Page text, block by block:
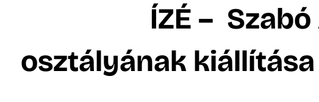
ÍZÉ –
osztályának